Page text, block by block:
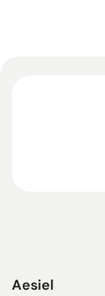
Aesiel